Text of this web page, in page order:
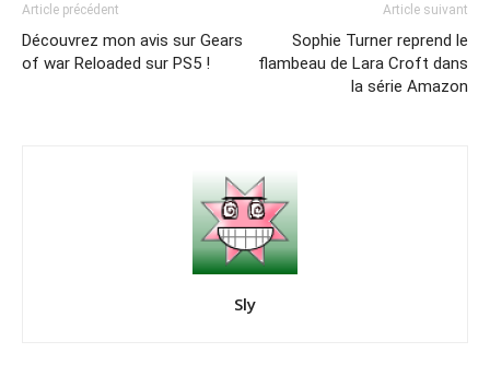
Article précédent
Découvrez mon avis sur Gears
of war Reloaded sur PS5 !
Article suivant
Sophie Turner reprend le
flambeau de Lara Croft dans
la série Amazon
Sly